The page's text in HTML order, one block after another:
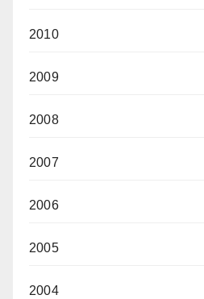
2010
2009
2008
2007
2006
2005
2004